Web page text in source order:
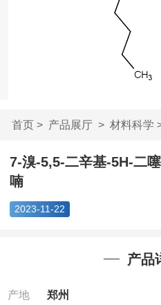
首页> 产品展厅> 材料科学
并[...
7-溴-5,5-二辛基-5H-二
喃
2023-11-22
产品
产地 郑州